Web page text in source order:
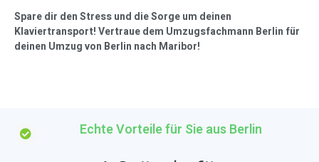
Spare dir den Stress und die Sorge um deinen
Klaviertransport! Vertraue dem Umzugsfachmann Berlin für
deinen Umzug von Berlin nach Maribor!
Echte Vorteile für Sie aus Berlin